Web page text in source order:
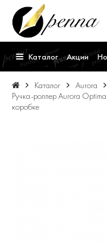
Каталог Акции
Каталог Aurora
Ручка-роллер Aurora
коробке